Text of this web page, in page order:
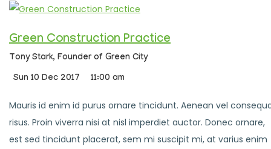
Green Construction Practice
Tony Stark, Founder of Green City
Sun 10 Dec 2017 11:00 am
Mauris id enim id purus ornare tincidunt. Aenean vel
risus. Proin viverra nisi at nisl imperdiet auctor. Donec ornare,
est sed tincidunt placerat, sem mi suscipit mi, at varius enim